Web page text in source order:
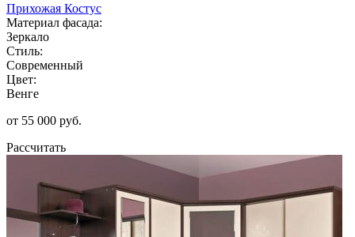
Прихожая Костус
Материал фасада:
Зеркало
Стиль:
Современный
Цвет:
Венге
от 55 000 руб.
Рассчитать